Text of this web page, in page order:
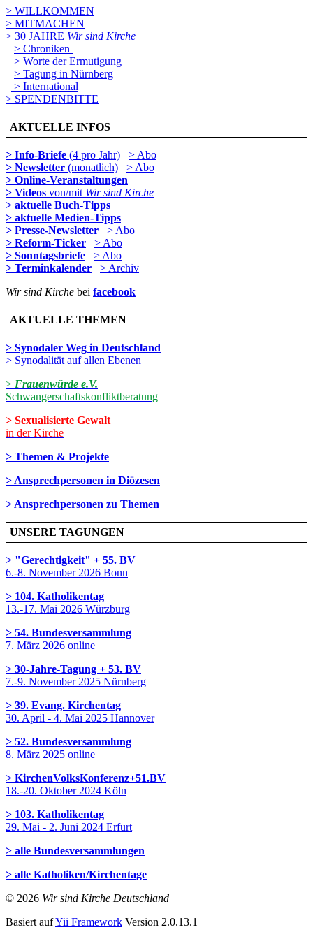
> WILLKOMMEN
> MITMACHEN
> 30 JAHRE Wir sind Kirche
> Chroniken
> Worte der Ermutigung
> Tagung in Nürnberg
> International
> SPENDENBITTE
AKTUELLE INFOS
> Info-Briefe (4 pro Jahr)
> Abo
> Newsletter (monatlich)
> Abo
> Online-Veranstaltungen
> Videos von/mit Wir sind Kirche
> aktuelle Buch-Tipps
> aktuelle Medien-Tipps
> Presse-Newsletter
> Abo
> Reform-Ticker
> Abo
> Sonntagsbriefe
> Abo
> Terminkalender
> Archiv
Wir sind Kirche bei facebook
AKTUELLE THEMEN
> Synodaler Weg in Deutschland
> Synodalität auf allen Ebenen
> Frauenwürde e.V.
Schwangerschaftskonfliktberatung
> Sexualisierte Gewalt
in der Kirche
> Themen & Projekte
> Ansprechpersonen in Diözesen
> Ansprechpersonen zu Themen
UNSERE TAGUNGEN
> "Gerechtigkeit" + 55. BV
6.-8. November 2026 Bonn
> 104. Katholikentag
13.-17. Mai 2026 Würzburg
> 54. Bundesversammlung
7. März 2026 online
> 30-Jahre-Tagung + 53. BV
7.-9. November 2025 Nürnberg
> 39. Evang. Kirchentag
30. April - 4. Mai 2025 Hannover
> 52. Bundesversammlung
8. März 2025 online
> KirchenVolksKonferenz+51.BV
18.-20. Oktober 2024 Köln
> 103. Katholikentag
29. Mai - 2. Juni 2024 Erfurt
> alle Bundesversammlungen
> alle Katholiken/Kirchentage
© 2026 Wir sind Kirche Deutschland
Basiert aufYii Framework Version 2.0.13.1